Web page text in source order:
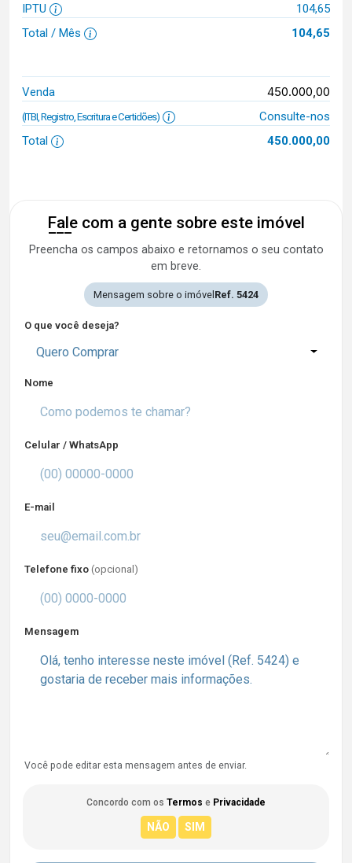
IPTU
104,65
Total / Mês
104,65
Venda 450.000,00
(ITBI, Registro, Escritura e Certidões)
Consulte-nos
Total
450.000,00
Fale com a gente sobre este imóvel
Preencha os campos abaixo e retornamos o seu contato
em breve.
Mensagem sobre o imóvelRef. 5424
O que você deseja?
Quero Comprar
Nome
Celular / WhatsApp
E-mail
Telefone fixo (opcional)
Mensagem
Você pode editar esta mensagem antes de enviar.
Concordo com os Termos e Privacidade